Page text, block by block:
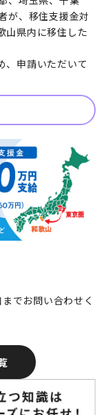
が、移住支援金対
山県内に移住した
、申請いただいて
でお問い合わせく